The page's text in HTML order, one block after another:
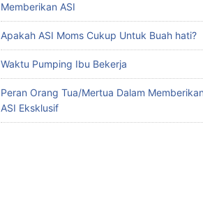
Memberikan ASI
Apakah ASI Moms Cukup Untuk Buah hati?
Waktu Pumping Ibu Bekerja
Peran Orang Tua/Mertua Dalam Memberikan
ASI Eksklusif